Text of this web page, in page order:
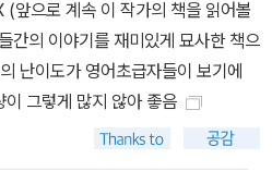
앞으로 계속 이 작가의 책을 읽어볼
간의 이야기를 재미있게 묘사한 책으
난이도가 영어초급자들이 보기에
그렇게 많지 않아 좋음